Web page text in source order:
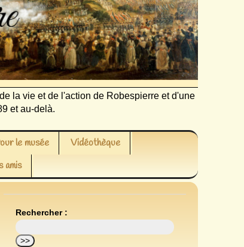
la vie et de l'action de Robespierre et d'une
et au-delà.
le musée
Vidéothèque
amis
Rechercher :